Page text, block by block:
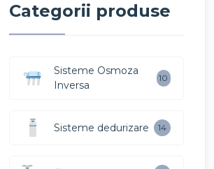
Categorii produse
Sisteme Osmoza
Inversa
10
Sisteme dedurizare 14